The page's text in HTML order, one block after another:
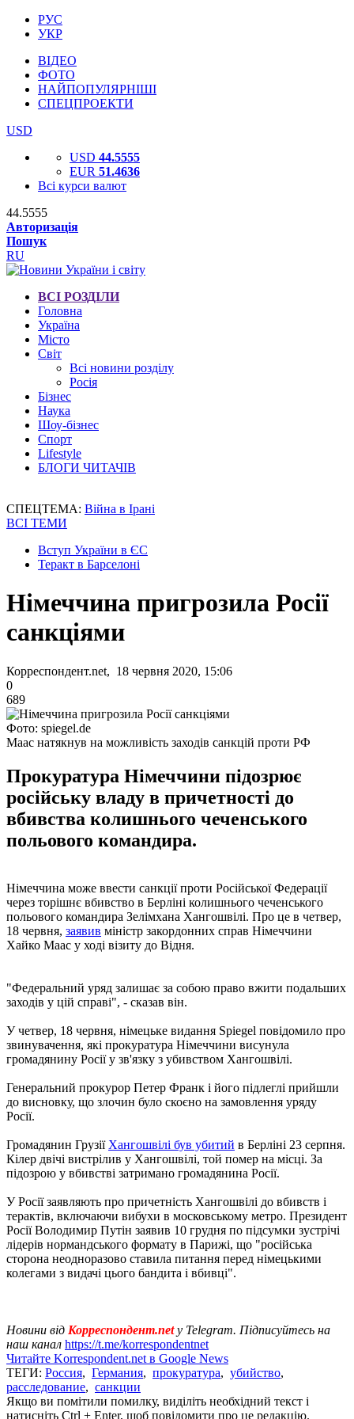
РУС
УКР
ВІДЕО
ФОТО
НАЙПОПУЛЯРНІШІ
СПЕЦПРОЕКТИ
USD
USD 44.5555
EUR 51.4636
Всі курси валют
44.5555
Авторизація
Пошук
RU
ВСІ РОЗДІЛИ
Головна
Україна
Місто
Світ
Всі новини розділу
Росія
Бізнес
Наука
Шоу-бізнес
Спорт
Lifestyle
БЛОГИ ЧИТАЧІВ
СПЕЦТЕМА: Війна в Ірані
ВСІ ТЕМИ
Вступ України в ЄС
Теракт в Барселоні
Німеччина пригрозила Росії
санкціями
Корреспондент.net, 18 червня 2020, 15:06
0
689
Фото: spiegel.de
Маас натякнув на можливість заходів санкцій проти РФ
Прокуратура Німеччини підозрює
російську владу в причетності до
вбивства колишнього чеченського
польового командира.
Німеччина може ввести санкції проти Російської Федерації
через торішнє вбивство в Берліні колишнього чеченського
польового командира Зелімхана Хангошвілі. Про це в четвер,
18 червня, заявив міністр закордонних справ Німеччини
Хайко Маас у ході візиту до Відня.
"Федеральний уряд залишає за собою право вжити подальших
заходів у цій справі", - сказав він.
У четвер, 18 червня, німецьке видання Spiegel повідомило про
звинувачення, які прокуратура Німеччини висунула
громадянину Росії у зв'язку з убивством Хангошвілі.
Генеральний прокурор Петер Франк і його підлеглі прийшли
до висновку, що злочин було скоєно на замовлення уряду
Росії.
Громадянин Грузії Хангошвілі був убитий в Берліні 23 серпня.
Кілер двічі вистрілив у Хангошвілі, той помер на місці. За
підозрою у вбивстві затримано громадянина Росії.
У Росії заявляють про причетність Хангошвілі до вбивств і
терактів, включаючи вибухи в московському метро. Президент
Росії Володимир Путін заявив 10 грудня по підсумки зустрічі
лідерів нормандського формату в Парижі, що "російська
сторона неодноразово ставила питання перед німецькими
колегами з видачі цього бандита і вбивці".
Новини від Корреспондент.net у Telegram. Підписуйтесь на
наш канал https://t.me/korrespondentnet
Читайте Korrespondent.net в Google News
ТЕГИ: Россия, Германия, прокуратура, убийство,
расследование, санкции
Якщо ви помітили помилку, виділіть необхідний текст і
натисніть Ctrl + Enter, щоб повідомити про це редакцію.